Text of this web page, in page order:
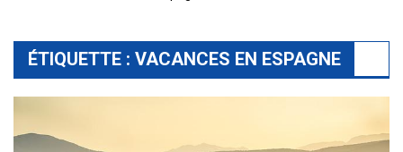
ÉTIQUETTE : VACANCES EN ESPAGNE